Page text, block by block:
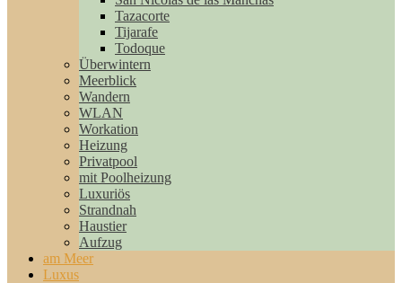
Tazacorte
Tijarafe
Todoque
Überwintern
Meerblick
Wandern
WLAN
Workation
Heizung
Privatpool
mit Poolheizung
Luxuriös
Strandnah
Haustier
Aufzug
am Meer
Luxus